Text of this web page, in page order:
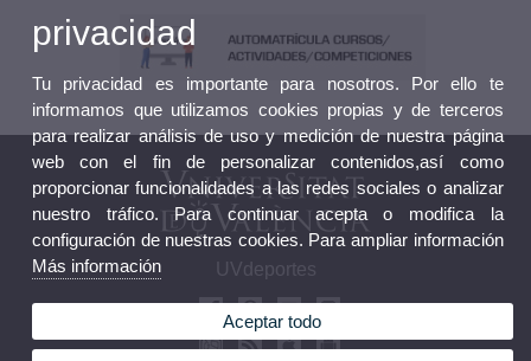
UVdeportes
privacidad
Tu privacidad es importante para nosotros. Por ello te
informamos que utilizamos cookies propias y de terceros
para realizar análisis de uso y medición de nuestra página
web con el fin de personalizar contenidos,así como
proporcionar funcionalidades a las redes sociales o analizar
nuestro tráfico. Para continuar acepta o modifica la
configuración de nuestras cookies. Para ampliar información
Más información
Aceptar todo